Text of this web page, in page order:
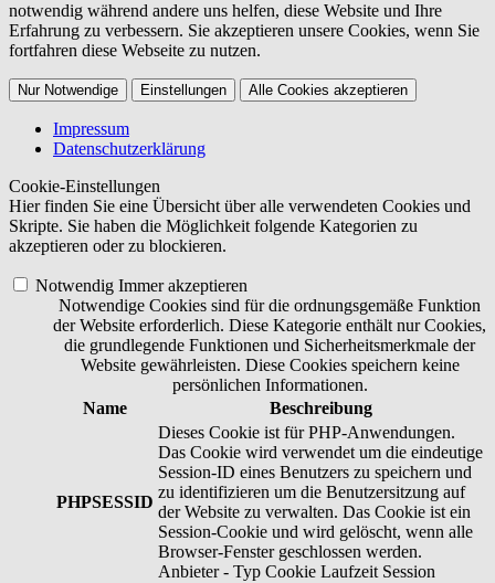
notwendig während andere uns helfen, diese Website und Ihre
Erfahrung zu verbessern. Sie akzeptieren unsere Cookies, wenn Sie
fortfahren diese Webseite zu nutzen.
Nur Notwendige Einstellungen Alle Cookies akzeptieren
Impressum
Datenschutzerklärung
Cookie-Einstellungen
Hier finden Sie eine Übersicht über alle verwendeten Cookies und
Skripte. Sie haben die Möglichkeit folgende Kategorien zu
akzeptieren oder zu blockieren.
Notwendig Immer akzeptieren
Notwendige Cookies sind für die ordnungsgemäße Funktion
der Website erforderlich. Diese Kategorie enthält nur Cookies,
die grundlegende Funktionen und Sicherheitsmerkmale der
Website gewährleisten. Diese Cookies speichern keine
persönlichen Informationen.
Name
Beschreibung
PHPSESSID
Dieses Cookie ist für PHP-Anwendungen.
Das Cookie wird verwendet um die eindeutige
Session-ID eines Benutzers zu speichern und
zu identifizieren um die Benutzersitzung auf
der Website zu verwalten. Das Cookie ist ein
Session-Cookie und wird gelöscht, wenn alle
Browser-Fenster geschlossen werden.
Anbieter - Typ Cookie Laufzeit Session